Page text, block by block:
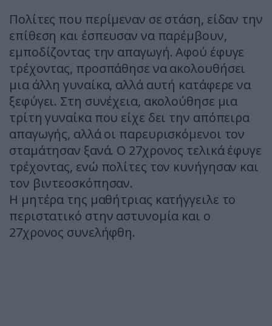
Πολίτες που περίμεναν σε στάση, είδαν την
επίθεση και έσπευσαν να παρέμβουν,
εμποδίζοντας την απαγωγή. Αφού έφυγε
τρέχοντας, προσπάθησε να ακολουθήσει
μια άλλη γυναίκα, αλλά αυτή κατάφερε να
ξεφύγει. Στη συνέχεια, ακολούθησε μια
τρίτη γυναίκα που είχε δει την απόπειρα
απαγωγής, αλλά οι παρευρισκόμενοι τον
σταμάτησαν ξανά. Ο 27χρονος τελικά έφυγε
τρέχοντας, ενώ πολίτες τον κυνήγησαν και
τον βιντεοσκόπησαν.
Η μητέρα της μαθήτριας κατήγγειλε το
περιστατικό στην αστυνομία και ο
27χρονος συνελήφθη.